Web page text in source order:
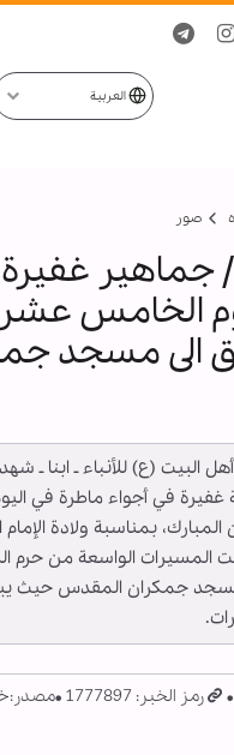
العربية
صور
جماهير
الخامس
الى مسجد
البيت (ع) للأنباء ـ ابنا ـ
في أجواء ماطرة في
بمناسبة ولادة
المسيرات الواسعة من حرم
جمكران المقدس حيث
رمز الخبر: 1777897 مصدر: